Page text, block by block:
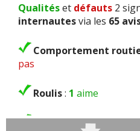
Qualitéset défauts 2
internautesvia les 65
Comportement
pas
Roulis: 1 aime
Précision direction:2